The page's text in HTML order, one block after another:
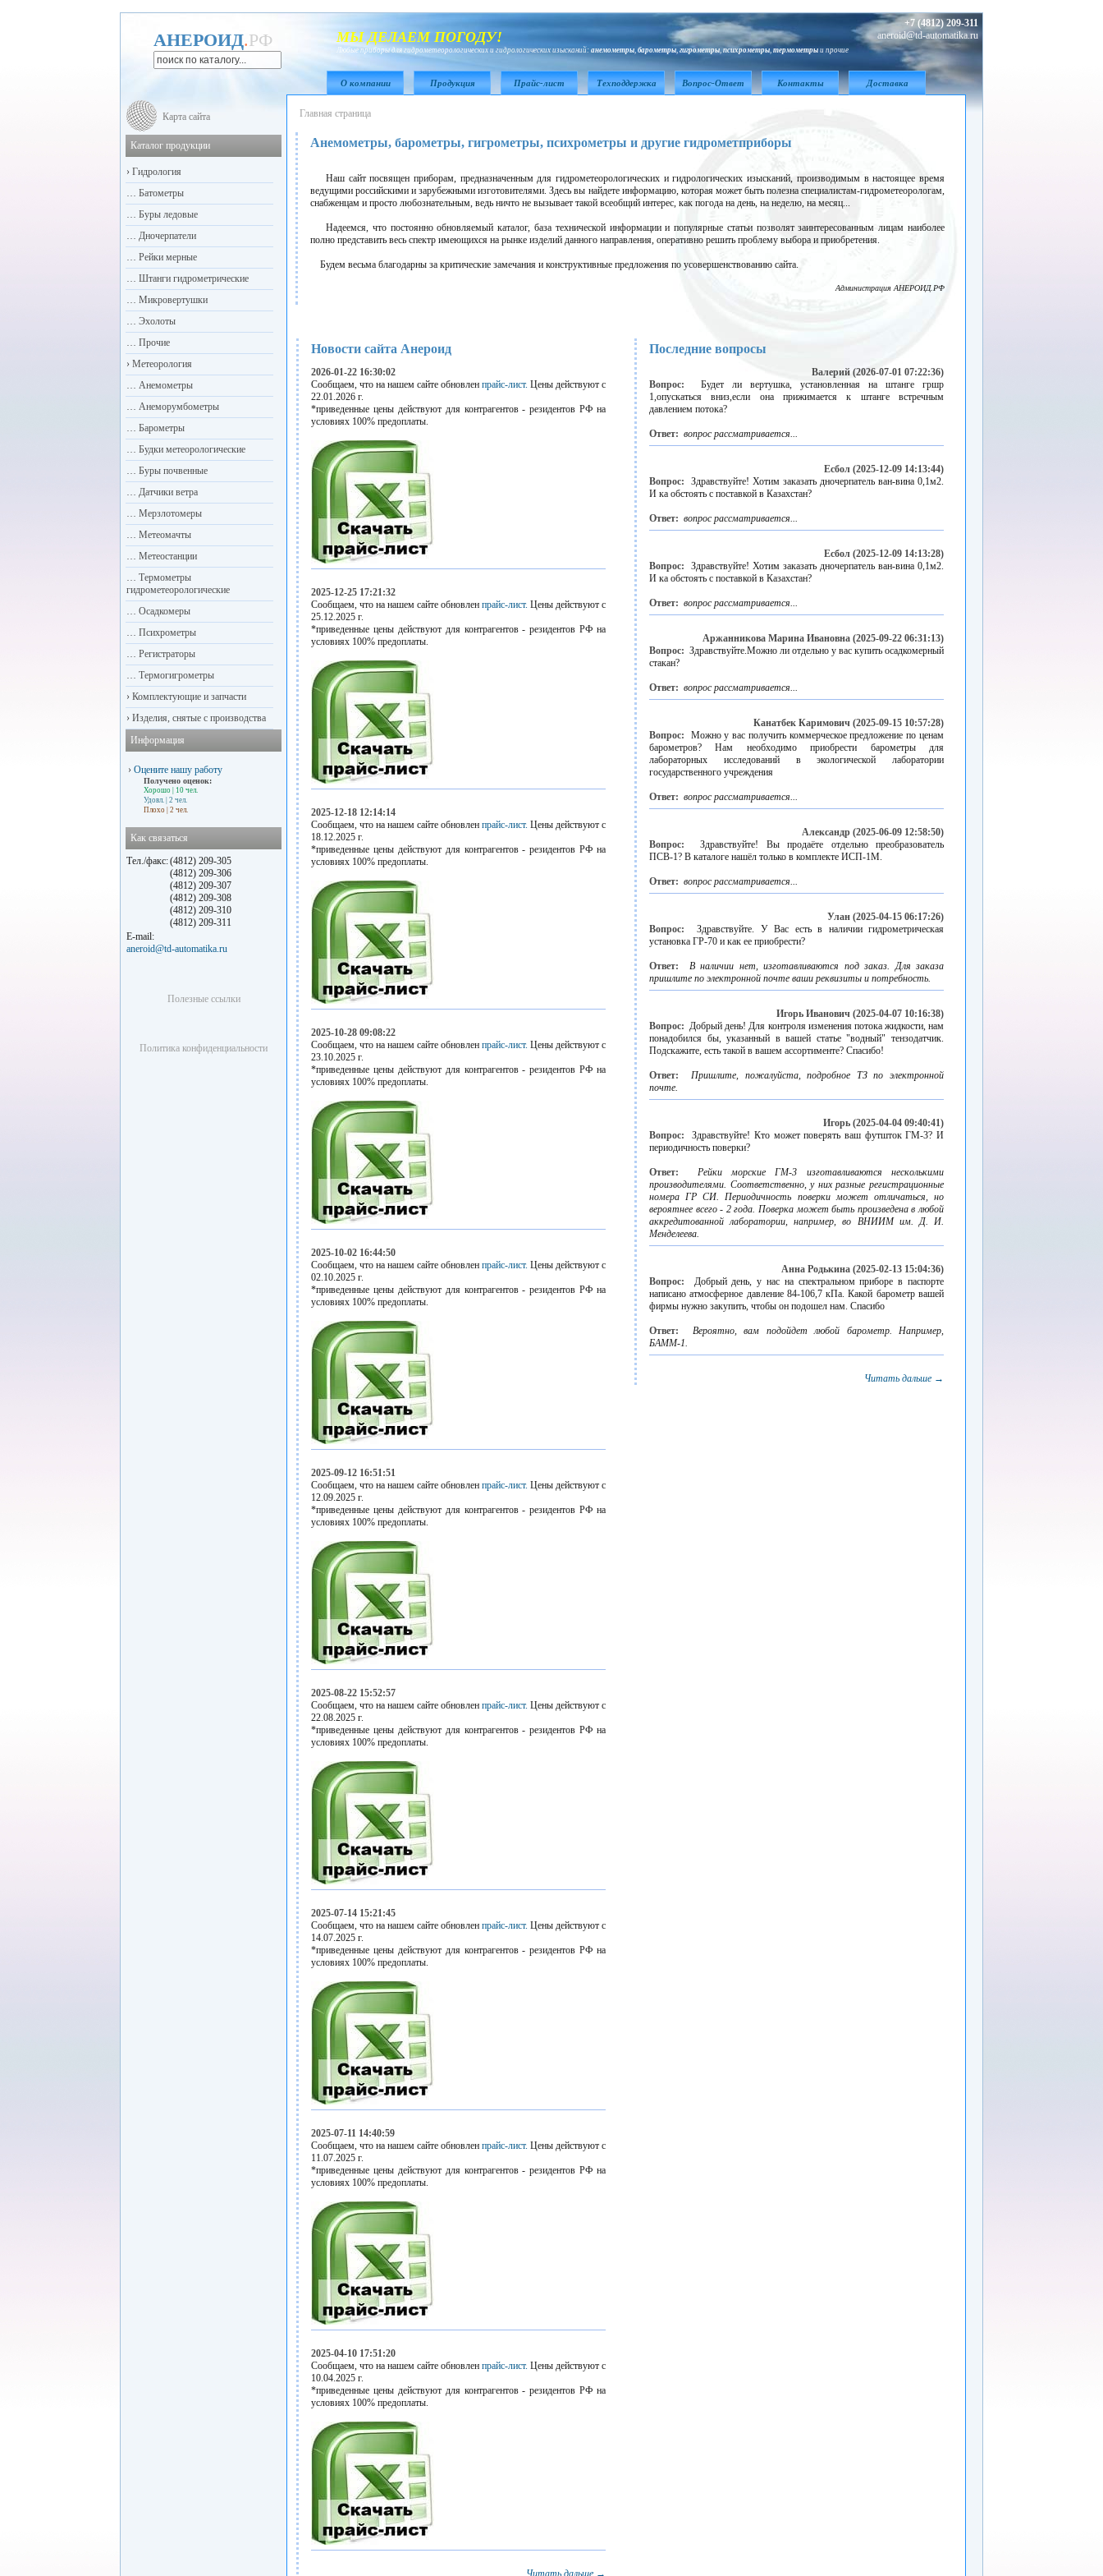
АНЕРОИД.РФ МЫ ДЕЛАЕМ ПОГОДУ!
Любые приборы для гидрометеорологических и гидрологических изысканий: анемометры, барометры, гигрометры, психрометры, термометры и прочие
+7 (4812) 209-311
aneroid@td-automatika.ru
О компании Продукция Прайс-лист Техподдержка Вопрос-Ответ Контакты Доставка
Главная страница
Анемометры, барометры, гигрометры, психрометры и другие гидрометприборы
Наш сайт посвящен приборам, предназначенным для гидрометеорологических и гидрологических изысканий, производимым в настоящее время
ведущими российскими и зарубежными изготовителями. Здесь вы найдете информацию, которая может быть полезна специалистам-гидрометеорологам,
снабженцам и просто любознательным, ведь ничто не вызывает такой всеобщий интерес, как погода на день, на неделю, на месяц...
Надеемся, что постоянно обновляемый каталог, база технической информации и популярные статьи позволят заинтересованным лицам наиболее
полно представить весь спектр имеющихся на рынке изделий данного направления, оперативно решить проблему выбора и приобретения.
Будем весьма благодарны за критические замечания и конструктивные предложения по усовершенствованию сайта.
Администрация АНЕРОИД.РФ
Новости сайта Анероид
2026-01-22 16:30:02
Сообщаем, что на нашем сайте обновлен прайс-лист. Цены действуют с
22.01.2026 г.
*приведенные цены действуют для контрагентов - резидентов РФ на
условиях 100% предоплаты.
2025-12-25 17:21:32
Сообщаем, что на нашем сайте обновлен прайс-лист. Цены действуют с
25.12.2025 г.
*приведенные цены действуют для контрагентов - резидентов РФ на
условиях 100% предоплаты.
2025-12-18 12:14:14
Сообщаем, что на нашем сайте обновлен прайс-лист. Цены действуют с
18.12.2025 г.
*приведенные цены действуют для контрагентов - резидентов РФ на
условиях 100% предоплаты.
2025-10-28 09:08:22
Сообщаем, что на нашем сайте обновлен прайс-лист. Цены действуют с
23.10.2025 г.
*приведенные цены действуют для контрагентов - резидентов РФ на
условиях 100% предоплаты.
2025-10-02 16:44:50
Сообщаем, что на нашем сайте обновлен прайс-лист. Цены действуют с
02.10.2025 г.
*приведенные цены действуют для контрагентов - резидентов РФ на
условиях 100% предоплаты.
2025-09-12 16:51:51
Сообщаем, что на нашем сайте обновлен прайс-лист. Цены действуют с
12.09.2025 г.
*приведенные цены действуют для контрагентов - резидентов РФ на
условиях 100% предоплаты.
2025-08-22 15:52:57
Сообщаем, что на нашем сайте обновлен прайс-лист. Цены действуют с
22.08.2025 г.
*приведенные цены действуют для контрагентов - резидентов РФ на
условиях 100% предоплаты.
2025-07-14 15:21:45
Сообщаем, что на нашем сайте обновлен прайс-лист. Цены действуют с
14.07.2025 г.
*приведенные цены действуют для контрагентов - резидентов РФ на
условиях 100% предоплаты.
2025-07-11 14:40:59
Сообщаем, что на нашем сайте обновлен прайс-лист. Цены действуют с
11.07.2025 г.
*приведенные цены действуют для контрагентов - резидентов РФ на
условиях 100% предоплаты.
2025-04-10 17:51:20
Сообщаем, что на нашем сайте обновлен прайс-лист. Цены действуют с
10.04.2025 г.
*приведенные цены действуют для контрагентов - резидентов РФ на
условиях 100% предоплаты.
Читать дальше →
Последние вопросы
Валерий (2026-07-01 07:22:36)
Вопрос: Будет ли вертушка, установленная на штанге гршр
1,опускаться вниз,если она прижимается к штанге встречным
давлением потока?
Ответ: вопрос рассматривается...
Есбол (2025-12-09 14:13:44)
Вопрос: Здравствуйте! Хотим заказать дночерпатель ван-вина 0,1м2.
И ка обстоять с поставкой в Казахстан?
Ответ: вопрос рассматривается...
Есбол (2025-12-09 14:13:28)
Вопрос: Здравствуйте! Хотим заказать дночерпатель ван-вина 0,1м2.
И ка обстоять с поставкой в Казахстан?
Ответ: вопрос рассматривается...
Аржанникова Марина Ивановна (2025-09-22 06:31:13)
Вопрос: Здравствуйте.Можно ли отдельно у вас купить осадкомерный
стакан?
Ответ: вопрос рассматривается...
Канатбек Каримович (2025-09-15 10:57:28)
Вопрос: Можно у вас получить коммерческое предложение по ценам
барометров? Нам необходимо приобрести барометры для
лабораторных исследований в экологической лаборатории
государственного учреждения
Ответ: вопрос рассматривается...
Александр (2025-06-09 12:58:50)
Вопрос: Здравствуйте! Вы продаёте отдельно преобразователь
ПСВ-1? В каталоге нашёл только в комплекте ИСП-1М.
Ответ: вопрос рассматривается...
Улан (2025-04-15 06:17:26)
Вопрос: Здравствуйте. У Вас есть в наличии гидрометрическая
установка ГР-70 и как ее приобрести?
Ответ: В наличии нет, изготавливаются под заказ. Для заказа
пришлите по электронной почте ваши реквизиты и потребность.
Игорь Иванович (2025-04-07 10:16:38)
Вопрос:Добрый день! Для контроля изменения потока жидкости, нам
понадобился бы, указанный в вашей статье "водный" тензодатчик.
Подскажите, есть такой в вашем ассортименте? Спасибо!
Ответ:Пришлите, пожалуйста, подробное ТЗ по электронной
почте.
Игорь (2025-04-04 09:40:41)
Вопрос:Здравствуйте! Кто может поверять ваш футшток ГМ-3? И
периодичность поверки?
Ответ: Рейки морские ГМ-3 изготавливаются несколькими
производителями. Соответственно, у них разные регистрационные
номера ГР СИ. Периодичность поверки может отличаться, но
вероятнее всего - 2 года. Поверка может быть произведена в любой
аккредитованной лаборатории, например, во ВНИИМ им. Д. И.
Менделеева.
Анна Родькина (2025-02-13 15:04:36)
Вопрос: Добрый день, у нас на спектральном приборе в паспорте
написано атмосферное давление 84-106,7 кПа. Какой барометр вашей
фирмы нужно закупить, чтобы он подошел нам. Спасибо
Ответ: Вероятно, вам подойдет любой барометр. Например,
БАММ-1.
Читать дальше →
Карта сайта
Каталог продукции
› Гидрология
… Батометры
… Буры ледовые
… Дночерпатели
… Рейки мерные
… Штанги гидрометрические
… Микровертушки
… Эхолоты
… Прочие
› Метеорология
… Анемометры
… Анеморумбометры
… Барометры
… Будки метеорологические
… Буры почвенные
… Датчики ветра
… Мерзлотомеры
… Метеомачты
… Метеостанции
… Термометры
гидрометеорологические
… Осадкомеры
… Психрометры
… Регистраторы
… Термогигрометры
› Комплектующие и запчасти
› Изделия, снятые с производства
Информация
› Оцените нашу работу
Получено оценок:
Хорошо | 10 чел.
Удовл. | 2 чел.
Плохо | 2 чел.
Как связаться
Тел./факс:(4812) 209-305
(4812) 209-306
(4812) 209-307
(4812) 209-308
(4812) 209-310
(4812) 209-311
E-mail:
aneroid@td-automatika.ru
Полезные ссылки
Политика конфиденциальности